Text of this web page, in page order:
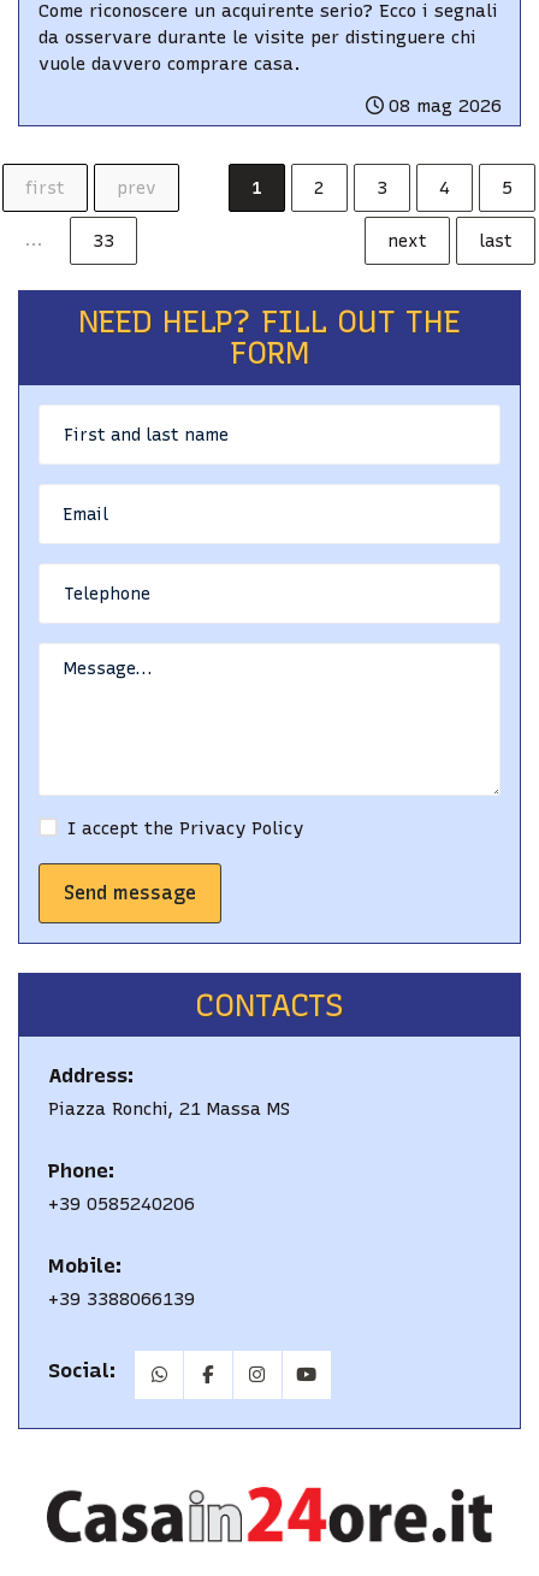
Come riconoscere un acquirente serio? Ecco i segnali
da osservare durante le visite per distinguere chi
vuole davvero comprare casa.
08 mag 2026
first prev 1 2 3 4 5
... 33 next last
NEED HELP? FILL OUT THE
FORM
I accept the Privacy Policy
Send message
CONTACTS
Address:
Piazza Ronchi, 21 Massa MS
Phone:
+39 0585240206
Mobile:
+39 3388066139
Social: